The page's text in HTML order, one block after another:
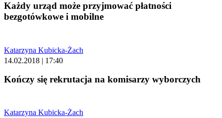
Każdy urząd może przyjmować płatności
bezgotówkowe i mobilne
Katarzyna Kubicka-Żach
14.02.2018 | 17:40
Kończy się rekrutacja na komisarzy wyborczych
Katarzyna Kubicka-Żach